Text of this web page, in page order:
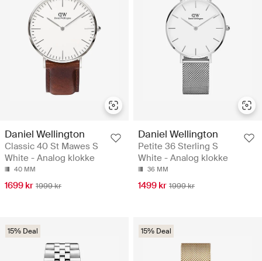
Daniel Wellington
Classic 40 St Mawes S
White - Analog klokke
40 MM
1699 kr 1999 kr
Daniel Wellington
Petite 36 Sterling S
White - Analog klokke
36 MM
1499 kr 1999 kr
15% Deal 15% Deal